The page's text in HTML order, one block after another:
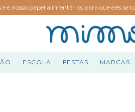
e é nosso papel alimentá-los para que eles
ESCOLA FESTAS MARCAS